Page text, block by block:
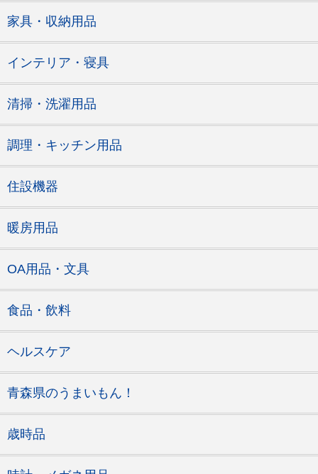
家具・収納用品
インテリア・寝具
清掃・洗濯用品
調理・キッチン用品
住設機器
暖房用品
OA用品・文具
食品・飲料
ヘルスケア
青森県のうまいもん！
歳時品